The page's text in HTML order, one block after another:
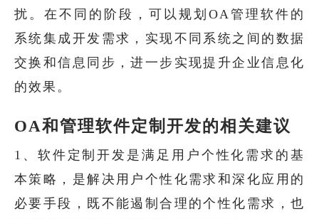
扰。在不同的阶段，可以规划OA管理软件的
系统集成开发需求，实现不同系统之间的数据
交换和信息同步，进一步实现提升企业信息化
的效果。
OA和管理软件定制开发的相关建议
1、软件定制开发是满足用户个性化需求的基
本策略，是解决用户个性化需求和深化应用的
必要手段，既不能遏制合理的个性化需求，也